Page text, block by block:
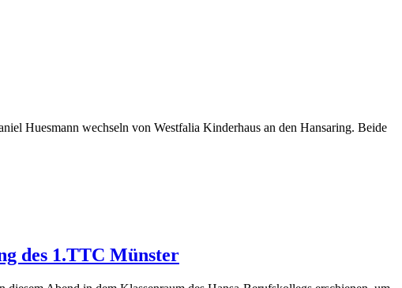
Huesmann wechseln von Westfalia Kinderhaus an den Hansaring. Beide
des 1.TTC Münster